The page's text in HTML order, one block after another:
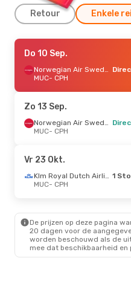
Retour Enkele
Za 12 Sep.
LufthansaDirect
MUC- CPH
CPH- MUC
Vr 30 Okt.- Zo 1 Nov.
Lufthansa
CPH - MUC
MUC- CPH
LufthansaDirect
CPH- MUC
Do 10 Sep.
Norwegian Air Sweden
MUC- CPH
Zo 13 Sep.
Norwegian Air Sweden
MUC- CPH
Vr 23 Okt.
Klm Royal Dutch Airlines 1
MUC- CPH
De prijzen op deze pagina
20 dagen voor de
worden beschouwd als de
mee dat beschikbaarheid en